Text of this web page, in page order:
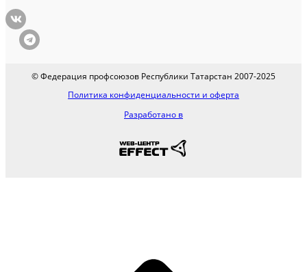
© Федерация профсоюзов Республики Татарстан 2007-2025
Политика конфиденциальности и оферта
Разработано в